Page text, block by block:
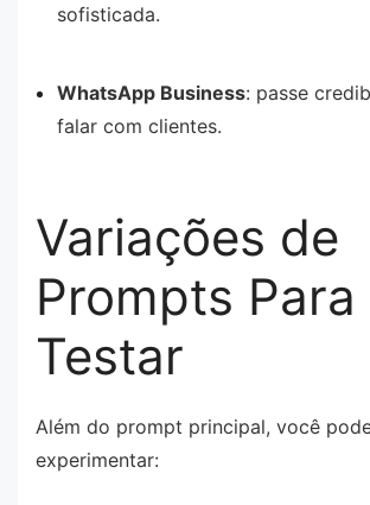
sofisticada.
WhatsApp Business: passe
falar com clientes.
Variações de
Prompts Para
Testar
Além do prompt principal, você
experimentar: